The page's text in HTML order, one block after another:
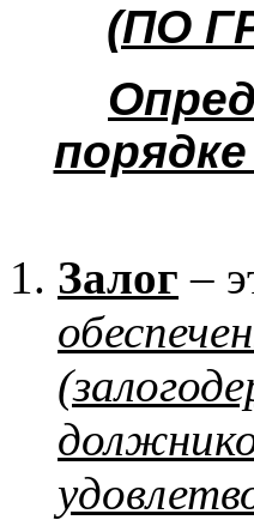
(ПО
Залог –